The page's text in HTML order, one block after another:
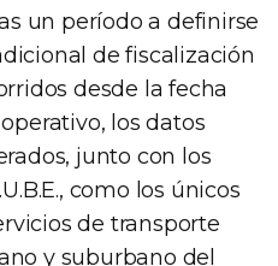
un período a definirse
de fiscalización
desde la fecha
los datos
junto con los
como los únicos
de transporte
y suburbano del